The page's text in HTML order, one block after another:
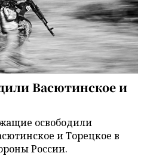
Васютинское и
освободили
и Торецкое в
России.